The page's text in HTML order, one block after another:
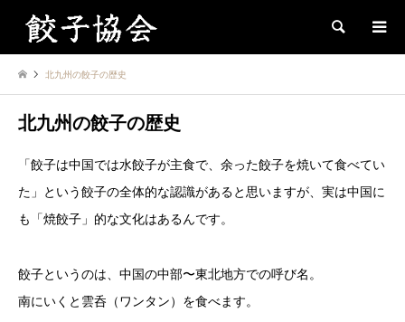
Search
北九州の餃子の歴史
北九州の餃子の歴史
「餃子は中国では水餃子が主食で、余った餃子を焼いて食べてい
た」という餃子の全体的な認識があると思いますが、実は中国に
も「焼餃子」的な文化はあるんです。
餃子というのは、中国の中部〜東北地方での呼び名。
南にいくと雲呑（ワンタン）を食べます。